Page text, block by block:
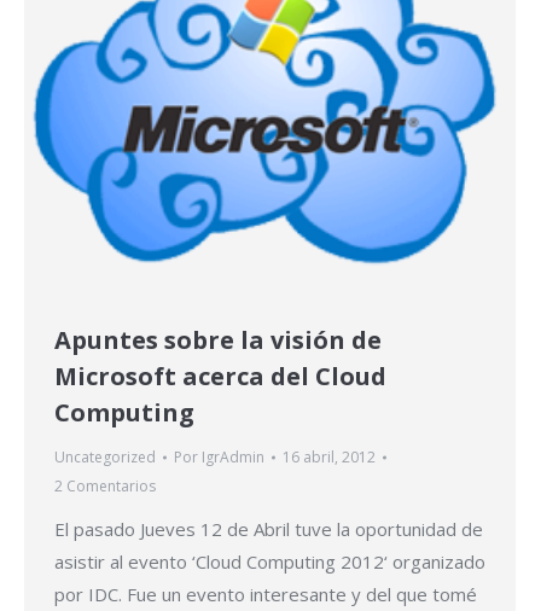
Apuntes sobre la visión de
Microsoft acerca del Cloud
Computing
Uncategorized Por IgrAdmin
16 abril, 2012
2 Comentarios
El pasado Jueves 12 de Abril tuve la oportunidad de
asistir al evento ‘Cloud Computing 2012‘ organizado
por IDC. Fue un evento interesante y del que tomé